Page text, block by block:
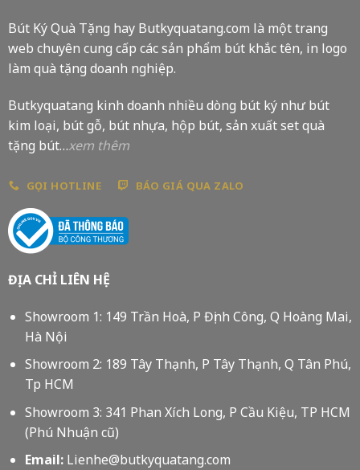
Bút Ký Quà Tặng hay Butkyquatang.com là một trang
web chuyên cung cấp các sản phẩm bút khắc tên, in logo
làm quà tặng doanh nghiệp.
Butkyquatang kinh doanh nhiều dòng bút ký như bút
kim loại, bút gỗ, bút nhựa, hộp bút, sản xuất set quà
tặng bút…xem thêm
GỌI HOTLINE BÁO GIÁ QUA ZALO
ĐỊA CHỈ LIÊN HỆ
Showroom 1: 149 Trần Hoà, P Định Công, Q Hoàng Mai,
Hà Nội
Showroom 2: 189 Tây Thạnh, P Tây Thạnh, Q Tân Phú,
Tp HCM
Showroom 3: 341 Phan Xích Long, P Cầu Kiệu, TP HCM
(Phú Nhuận cũ)
Email:Lienhe@butkyquatang.com